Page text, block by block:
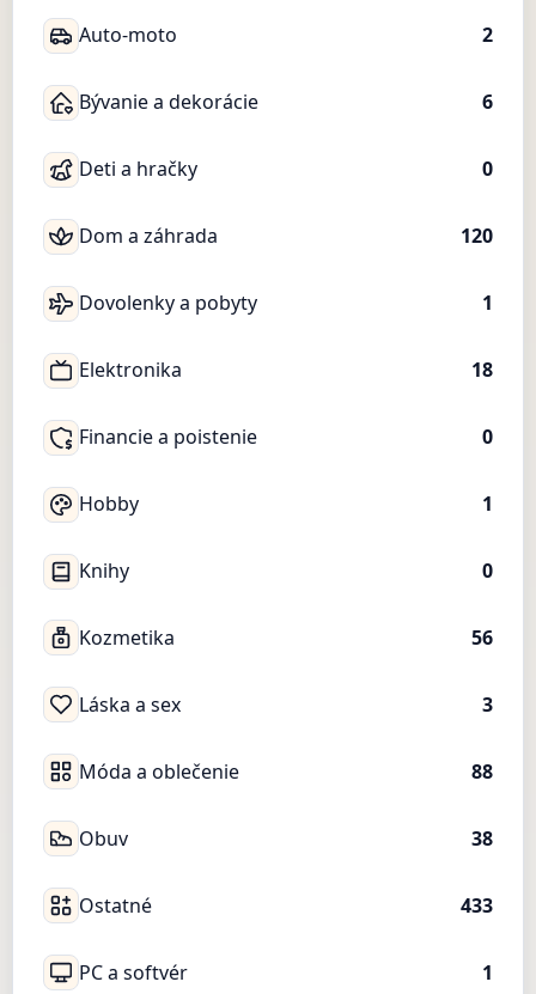
Auto-moto 2
Bývanie a dekorácie 6
Deti a hračky 0
Dom a záhrada 120
Dovolenky a pobyty 1
Elektronika 18
Financie a poistenie 0
Hobby 1
Knihy 0
Kozmetika 56
Láska a sex 3
Móda a oblečenie 88
Obuv 38
Ostatné 433
PC a softvér 1